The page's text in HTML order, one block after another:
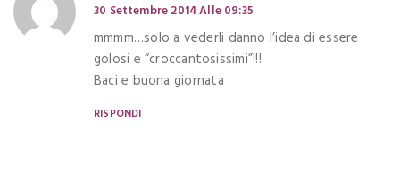
30 Settembre 2014 Alle 09:35
mmmm…solo a vederli danno l’idea di essere
golosi e “croccantosissimi”!!!
Baci e buona giornata
RISPONDI